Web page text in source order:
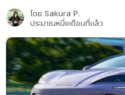
โดย Sakura P.
ประมาณหนึ่งเดือนที่แล้ว